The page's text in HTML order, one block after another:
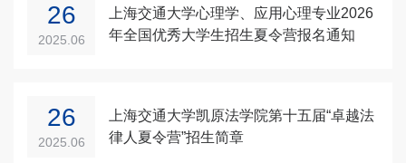
26
2025.06
上海交通大学心理学、应用心理专业2026
年全国优秀大学生招生夏令营报名通知
26
2025.06
上海交通大学凯原法学院第十五届“卓越法
律人夏令营”招生简章